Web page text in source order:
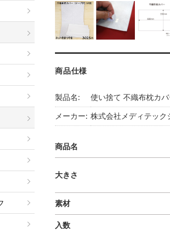
商品仕様
製品名: 使い捨て 不織布枕カ
メーカー: 株式会社メディテック
商品名
大きさ
素材
入数